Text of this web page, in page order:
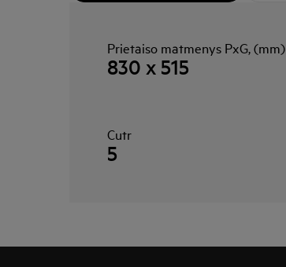
Prietaiso matmenys PxG, (mm)
830 x 515
Cutr
5